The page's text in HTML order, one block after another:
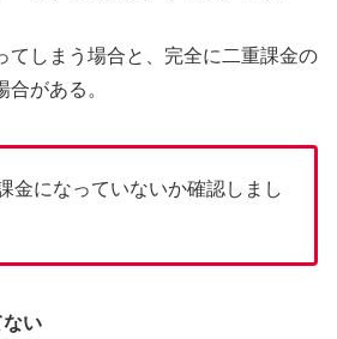
てしまう場合と、完全に二重課金の
がある。
金になっていないか確認しまし
ない